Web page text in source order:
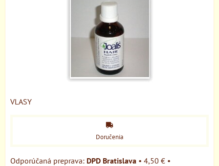
VLASY
Doručenia
DPD Bratislava • 4,50 € •